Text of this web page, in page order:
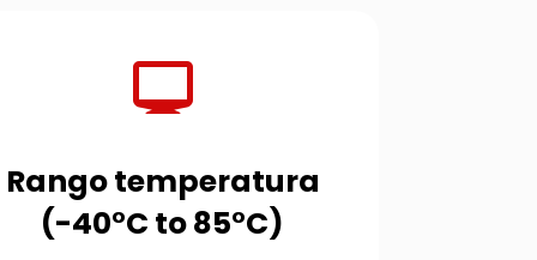
Rango temperatura
(-40°C to 85°C)